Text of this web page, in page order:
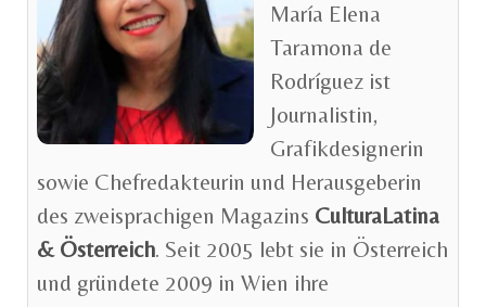
María Elena
Taramona de
Rodríguez ist
Journalistin,
Grafikdesignerin
sowie Chefredakteurin und Herausgeberin
des zweisprachigen Magazins CulturaLatina
& Österreich. Seit 2005 lebt sie in Österreich
und gründete 2009 in Wien ihre